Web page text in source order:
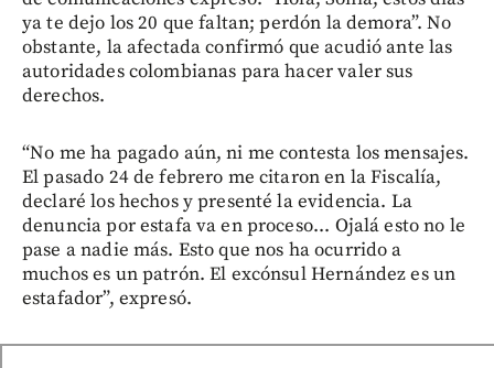
ya te dejo los 20 que faltan; perdón la demora”. No
obstante, la afectada confirmó que acudió ante las
autoridades colombianas para hacer valer sus
derechos.
“No me ha pagado aún, ni me contesta los mensajes.
El pasado 24 de febrero me citaron en la Fiscalía,
declaré los hechos y presenté la evidencia. La
denuncia por estafa va en proceso... Ojalá esto no le
pase a nadie más. Esto que nos ha ocurrido a
muchos es un patrón. El excónsul Hernández es un
estafador”, expresó.